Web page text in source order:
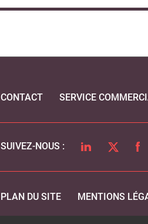
CONTACT SERVICE
SUIVEZ-NOUS : LINKEDINTWITTER
PLAN DU SITE MENTIONS